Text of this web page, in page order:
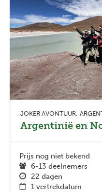
JOKER AVONTUUR
Argentinië en
Prijs nog niet bekend
6-13 deelnemers
22 dagen
1 vertrekdatum